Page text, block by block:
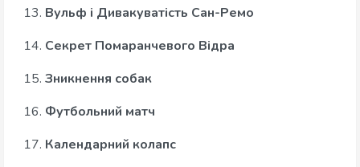
13. Вульф і Дивакуватість Сан-Ремо
14. Секрет Помаранчевого Відра
15. Зникнення собак
16. Футбольний матч
17. Календарний колапс